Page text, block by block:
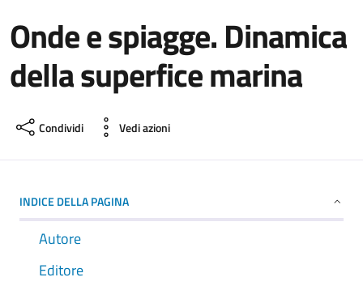
Onde e spiagge. Dinamica
della superfice marina
Condividi Vedi azioni
INDICE DELLA PAGINA
Autore
Editore